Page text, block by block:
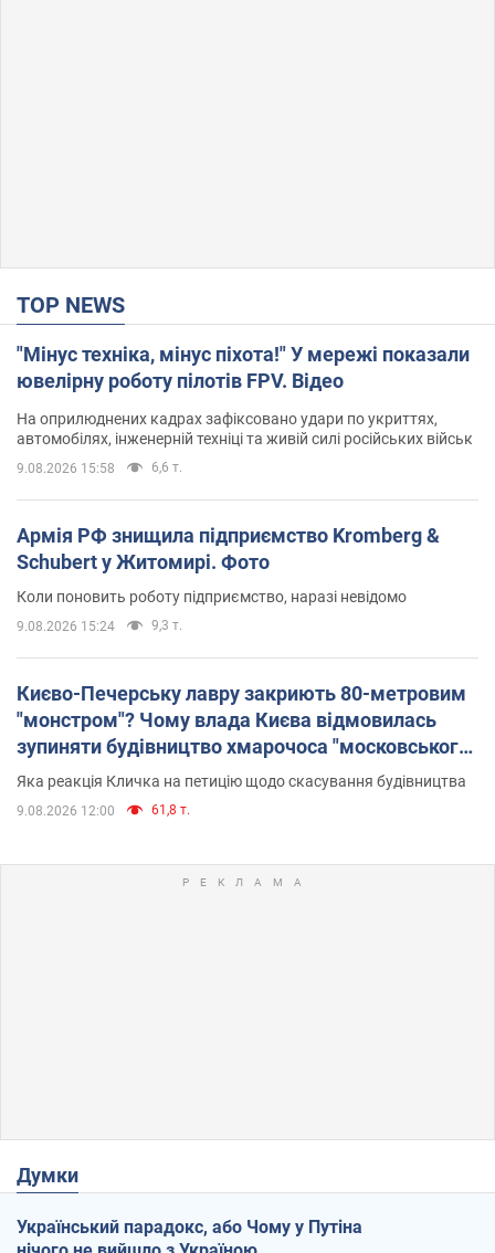
TOP NEWS
"Мінус техніка, мінус піхота!" У мережі показали
ювелірну роботу пілотів FPV. Відео
На оприлюднених кадрах зафіксовано удари по укриттях,
автомобілях, інженерній техніці та живій силі російських військ
9.08.2026 15:58 6,6 т.
Армія РФ знищила підприємство Kromberg &
Schubert у Житомирі. Фото
Коли поновить роботу підприємство, наразі невідомо
9.08.2026 15:24 9,3 т.
Києво-Печерську лавру закриють 80-метровим
"монстром"? Чому влада Києва відмовилась
зупиняти будівництво хмарочоса "московського
вірянина"
Яка реакція Кличка на петицію щодо скасування будівництва
9.08.2026 12:00 61,8 т.
Думки
Український парадокс, або Чому у Путіна